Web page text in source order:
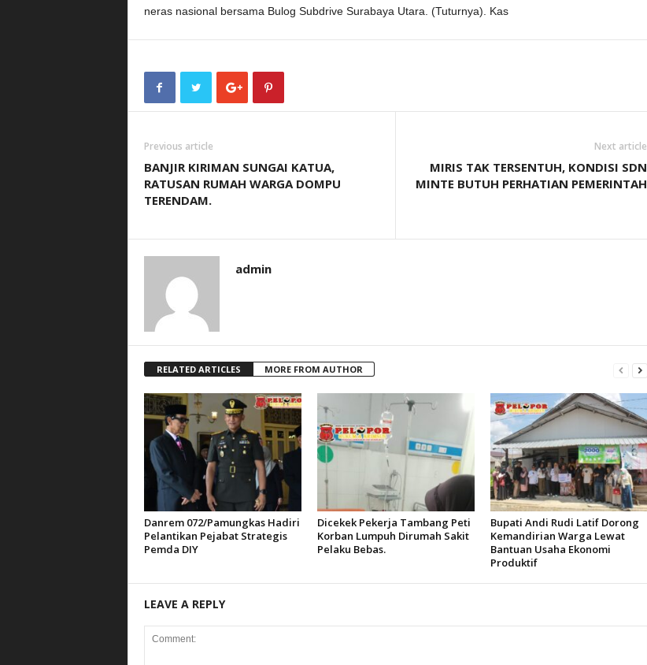
neras nasional bersama Bulog Subdrive Surabaya Utara. (Tuturnya). Kas
Previous article
BANJIR KIRIMAN SUNGAI KATUA,
RATUSAN RUMAH WARGA DOMPU
TERENDAM.
Next article
MIRIS TAK TERSENTUH, KONDISI SDN
MINTE BUTUH PERHATIAN PEMERINTAH
admin
RELATED ARTICLES MORE FROM AUTHOR
Danrem 072/Pamungkas Hadiri
Pelantikan Pejabat Strategis
Pemda DIY
Dicekek Pekerja Tambang Peti
Korban Lumpuh Dirumah Sakit
Pelaku Bebas.
Bupati Andi Rudi Latif Dorong
Kemandirian Warga Lewat
Bantuan Usaha Ekonomi
Produktif
LEAVE A REPLY